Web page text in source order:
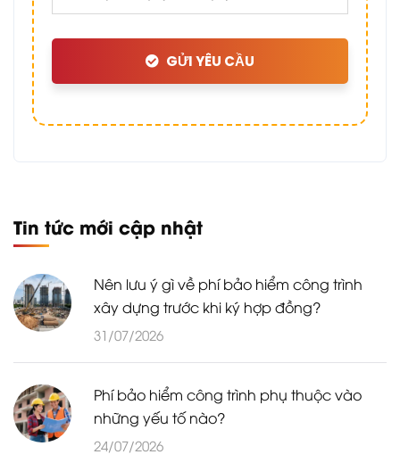
GỬI YÊU CẦU
Tin tức mới cập nhật
Nên lưu ý gì về phí bảo hiểm công trình
xây dựng trước khi ký hợp đồng?
31/07/2026
Phí bảo hiểm công trình phụ thuộc vào
những yếu tố nào?
24/07/2026